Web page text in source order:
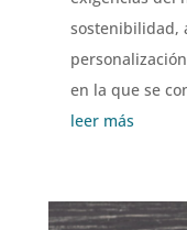
sostenibilidad,
en la que se
leer más